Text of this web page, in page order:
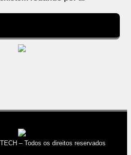
– Todos os direitos reservados